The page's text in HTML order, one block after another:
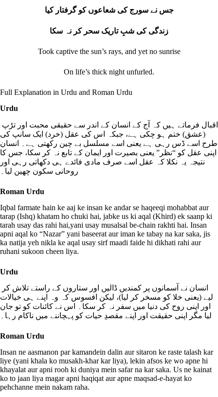
جس نے سورج کی شعاعوں کو گرفتار کیا
زندگی کی شبِ تاریک سحر کر نہ سکا
Took captive the sun’s rays, and yet no sunrise
On life’s thick night unfurled.
Full Explanation in Urdu and Roman Urdu
Urdu
(عشق) ختم ہو چکی ہے، جبکہ اس کی عقل (خرد) ایک سانپ کی
طرح اسے ڈس رہی ہے یعنی اسے مسلسل بے چین رکھتی ہے۔ انسان
اپنی عقل کو “نظر” یعنی بصیرت اور ایمان کے تابع نہ کر سکا، جس کا
نتیجہ یہ نکلا کہ عقل اسے صرف مادی فائدے ہی دکھاتی رہی اور
روحانی سکون چھین لیا۔
Roman Urdu
Iqbal farmate hain ke aaj ke insan ke andar se haqeeqi mohabbat aur
tarap (Ishq) khatam ho chuki hai, jabke us ki aqal (Khird) ek saanp ki
tarah usay das rahi hai,yani usay musalsal be-chain rakhti hai. Insan
apni aqal ko “Nazar” yani baseerat aur iman ke tabay na kar saka, jis
ka natija yeh nikla ke aqal usay sirf maadi faide hi dikhati rahi aur
ruhani sukoon cheen liya.
Urdu
لیے (یعنی خلا کو مسخر کر لیا)، لیکن افسوس کہ وہ اپنے ہی خیالات
اور اپنی روح کی دنیا میں سفر نہ کر سکا۔ اس نے کائنات کو تو جان
لیا مگر اپنی حقیقت اور اپنے مقصدِ حیات کو پہچاننے میں ناکام رہا۔
Roman Urdu
Insan ne aasmanon par kamandein dalin aur sitaron ke raste talash kar
liye (yani khala ko musakh-khar kar liya), lekin afsos ke wo apne hi
khayalat aur apni rooh ki duniya mein safar na kar saka. Us ne kainat
ko to jaan liya magar apni haqiqat aur apne maqsad-e-hayat ko
pehchanne mein nakam raha.